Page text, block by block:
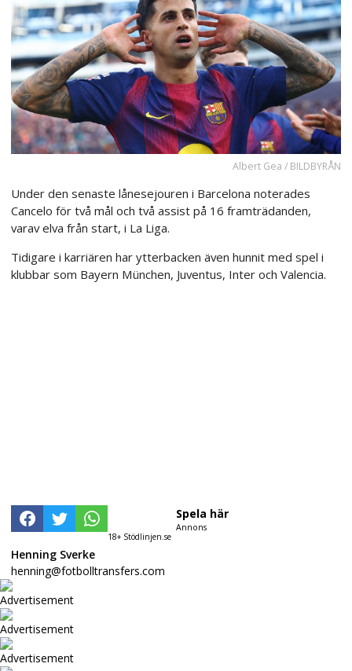
Albert Gea / BILDBYRÅN
Under den senaste lånesejouren i Barcelona noterades
Cancelo för två mål och två assist på 16 framträdanden,
varav elva från start, i La Liga.
Tidigare i karriären har ytterbacken även hunnit med spel i
klubbar som Bayern München, Juventus, Inter och Valencia.
18+ Stödlinjen.se
Spela här
Annons
Henning Sverke
henning@fotbolltransfers.com